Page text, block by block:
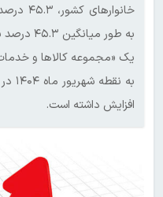
یک «مجموعه کالاها و
افزایش داشته است.